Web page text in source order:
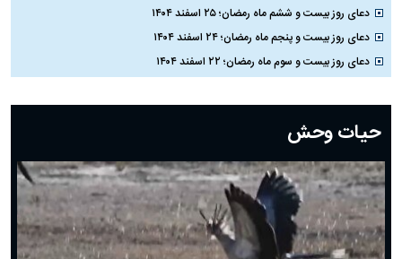
دعای روز بیست و ششم ماه رمضان؛ ۲۵ اسفند ۱۴۰۴
دعای روز بیست و پنجم ماه رمضان؛ ۲۴ اسفند ۱۴۰۴
دعای روز بیست و سوم ماه رمضان؛ ۲۲ اسفند ۱۴۰۴
دعای روز بیستم ماه رمضان؛ ۱۹ اسفند ۱۴۰۴
دعای روز هشتم ماه مبارک رمضان؛ ۷ اسفند ماه ۱۴۰۴
دعای روز هفتم ماه رمضان؛ ۶ اسفند ۱۴۰۴
دعای روز ششم ماه رمضان؛ ۵ اسفند ۱۴۰۴
دعای روز پنجم ماه رمضان؛ ۴ اسفند ۱۴۰۴
دعای روز چهارم ماه مبارک رمضان؛ ۳ اسفند ۱۴۰۴
حیات وحش